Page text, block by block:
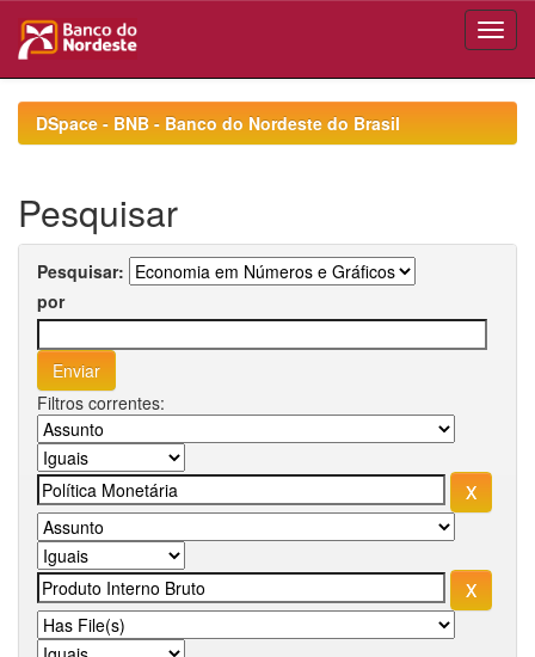
navigationDSpace - BNB - Banco do Nordeste do Brasil
Pesquisar
Pesquisar:
por
Filtros correntes: